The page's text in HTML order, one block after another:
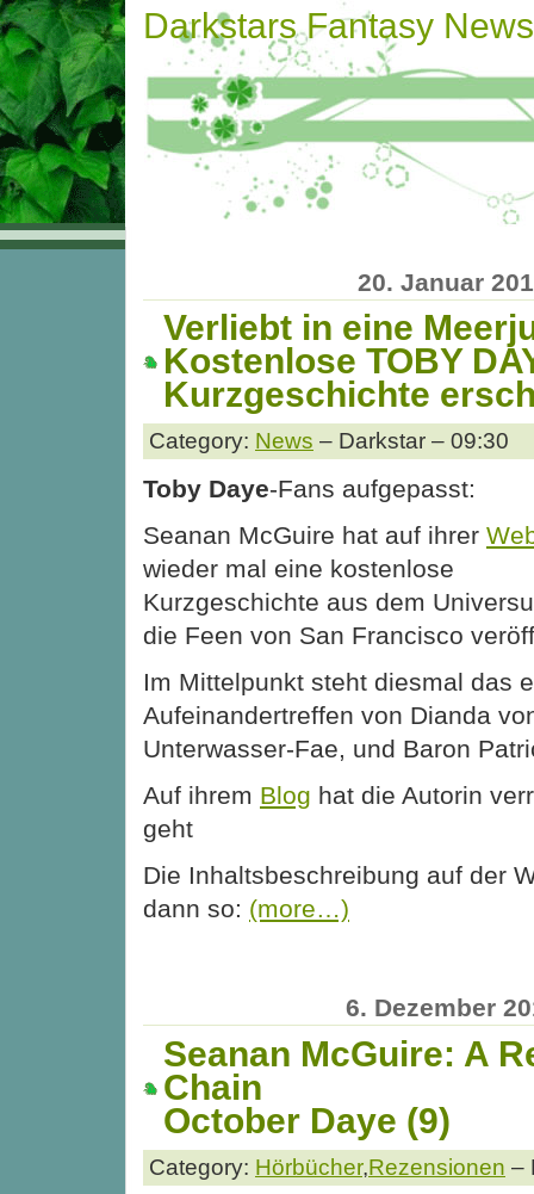
Darkstars Fantasy News
20. Januar
Verliebt in eine
Kostenlose TOBY
Kurzgeschichte
Category: News – Darkstar – 09:30
Toby Daye-Fans aufgepasst:
Seanan McGuire hat auf ihrer
wieder mal eine kostenlose
Kurzgeschichte aus dem
die Feen von San Francisco
Im Mittelpunkt steht diesmal das
Aufeinandertreffen von Dianda
Unterwasser-Fae, und Baron
Auf ihrem Blog hat die Autorin
geht
Die Inhaltsbeschreibung auf der
dann so: (more…)
6. Dezember
Seanan McGuire: A
Chain
October Daye (9)
Category: Hörbücher,Rezensionen –